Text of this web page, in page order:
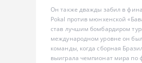
Он также дважды забил в
Pokal против мюнхенской
став лучшим бомбардиром
международном уровне он
команды, когда сборная
выиграла чемпионат мира по